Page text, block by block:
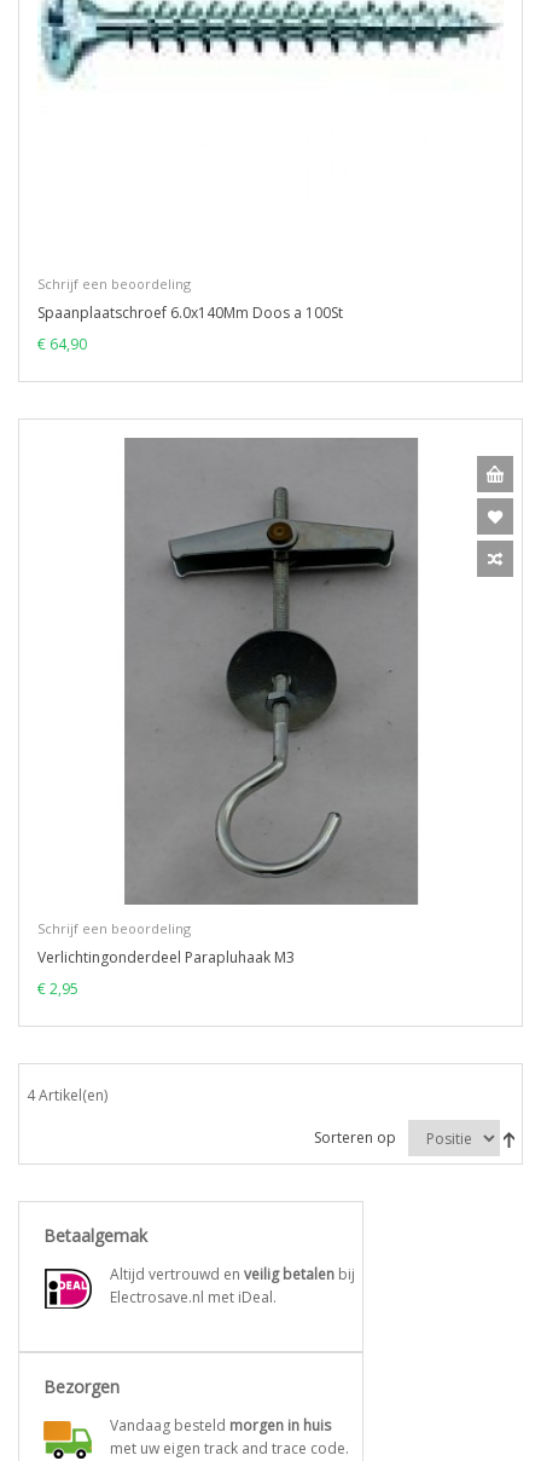
Schrijf een beoordeling
Spaanplaatschroef 6.0x140Mm Doos a 100St
€ 64,90
Schrijf een beoordeling
Verlichtingonderdeel Parapluhaak M3
€ 2,95
4 Artikel(en)
Sorteren op
Betaalgemak
Altijd vertrouwd en veilig betalen bij
Electrosave.nl met iDeal.
Bezorgen
Vandaag besteld morgen in huis
met uw eigen track and trace code.